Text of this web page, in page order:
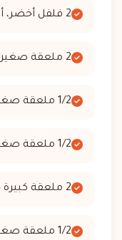
2 فلفل أخضر، أي رومي
2 ملعقة صغيره ملح
1/2 ملعقة صغيره فلفل أسود
1/2 ملعقة صغيره بهارات، اللحم
2 ملعقة كبيرة خردل (مسترد)
1/2 ملعقة صغيره قرفة ناعمة